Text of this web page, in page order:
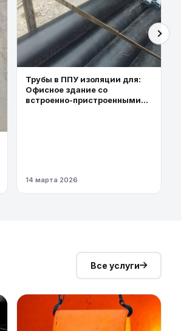
Трубы в ППУ изоляции для:
Офисное здание со
встроенно-пристроенными
14 марта 2026
Все услуги